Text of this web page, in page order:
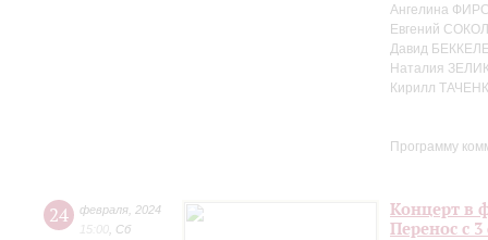
Ангелина
Евгений
Давид
Наталия
Кирилл
Программу
24 февраля 2024
15:00 Сб
Концерт в
Перенос с